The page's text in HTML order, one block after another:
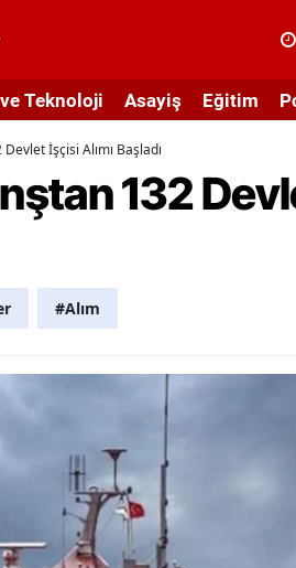
Teknoloji Asayiş Eğitim
İşçisi Alımı Başladı
132
#Alım